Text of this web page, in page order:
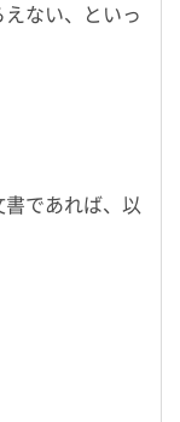
ない、といっ
であれば、以